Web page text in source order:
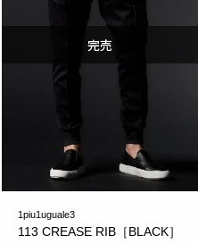
1piu1uguale3
113 CREASE RIB［BLACK］